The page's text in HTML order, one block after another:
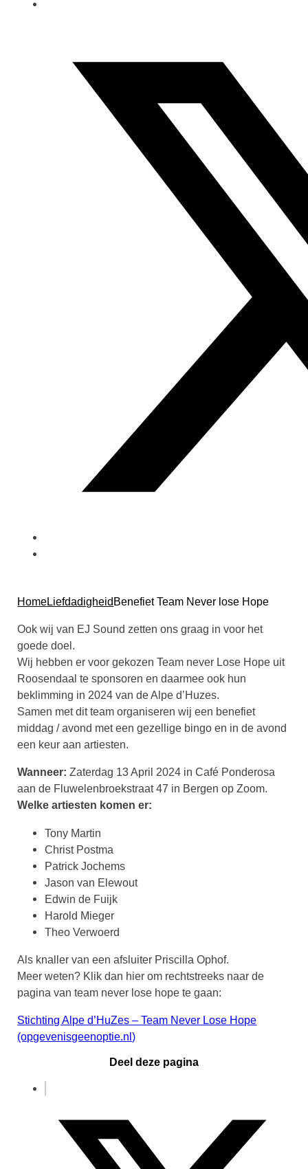
HomeLiefdadigheidBenefiet Team Never lose Hope
Ook wij van EJ Sound zetten ons graag in voor het
goede doel.
Wij hebben er voor gekozen Team never Lose Hope uit
Roosendaal te sponsoren en daarmee ook hun
beklimming in 2024 van de Alpe d’Huzes.
Samen met dit team organiseren wij een benefiet
middag / avond met een gezellige bingo en in de avond
een keur aan artiesten.
Wanneer: Zaterdag 13 April 2024 in Café Ponderosa
aan de Fluwelenbroekstraat 47 in Bergen op Zoom.
Welke artiesten komen er:
Tony Martin
Christ Postma
Patrick Jochems
Jason van Elewout
Edwin de Fuijk
Harold Mieger
Theo Verwoerd
Als knaller van een afsluiter Priscilla Ophof.
Meer weten? Klik dan hier om rechtstreeks naar de
pagina van team never lose hope te gaan:
Stichting Alpe d’HuZes – Team Never Lose Hope
(opgevenisgeenoptie.nl)
Deel deze pagina